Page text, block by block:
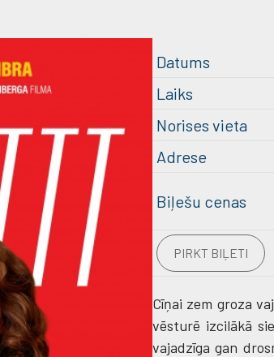
Datums
Laiks
Norises vieta
Adrese
Biļešu cenas
PIRKT BIĻETI
Cīņai zem groza
vēsturē izcilākā
vajadzīga gan